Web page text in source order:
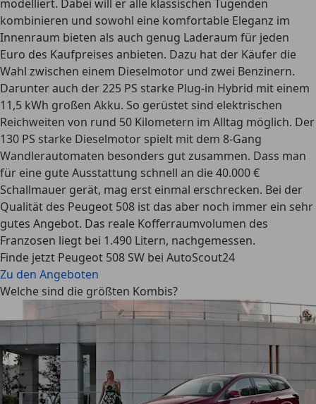
modelliert. Dabei will er alle klassischen Tugenden
kombinieren und sowohl eine komfortable Eleganz im
Innenraum bieten als auch genug Laderaum für jeden
Euro des Kaufpreises anbieten. Dazu hat der Käufer die
Wahl zwischen einem Dieselmotor und zwei Benzinern.
Darunter auch der 225 PS starke Plug-in Hybrid mit einem
11,5 kWh großen Akku. So gerüstet sind elektrischen
Reichweiten von rund 50 Kilometern im Alltag möglich. Der
130 PS starke Dieselmotor spielt mit dem 8-Gang
Wandlerautomaten besonders gut zusammen. Dass man
für eine gute Ausstattung schnell an die 40.000 €
Schallmauer gerät, mag erst einmal erschrecken. Bei der
Qualität des Peugeot 508 ist das aber noch immer ein sehr
gutes Angebot. Das reale Kofferraumvolumen des
Franzosen liegt bei 1.490 Litern, nachgemessen.
Finde jetzt Peugeot 508 SW bei AutoScout24
Zu den Angeboten
Welche sind die größten Kombis?